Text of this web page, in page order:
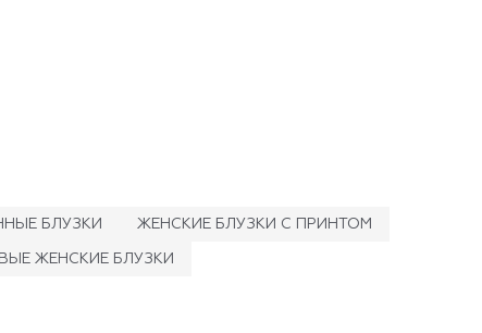
БЛУЗКИ ЖЕНСКИЕ БЛУЗКИ С ПРИНТОМ
ЖЕНСКИЕ БЛУЗКИ